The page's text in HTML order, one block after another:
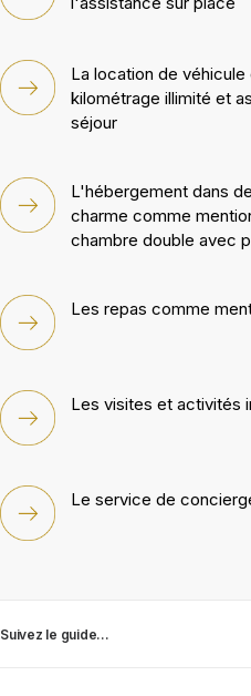
La location de
kilométrage illimité et
séjour
L'hébergement dans
charme comme
chambre double avec
Les repas comme
Les visites et activités
Le service de
Suivez le guide...